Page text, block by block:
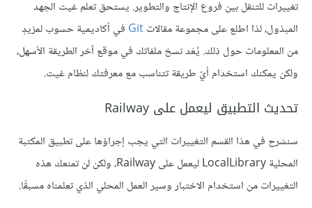
تغييرات للتنقل بين فروع الإنتاج والتطوير. يستحق تعلم غيت الجهد
المبذول، لذا اطلع على مجموعة مقالاتGit في أكاديمية حسوب لمزيدٍ
من المعلومات حول ذلك. يُعَد نسخ ملفاتك في موقع آخر الطريقة الأسهل،
ولكن يمكنك استخدام أيّ طريقة تتناسب مع معرفتك لنظام غيت.
تحديث التطبيق ليعمل على Railway
سنشرح في هذا القسم التغييرات التي يجب إجراؤها على تطبيق المكتبة
المحلية LocalLibrary ليعمل على Railway، ولكن لن تمنعك هذه
التغييرات من استخدام الاختبار وسير العمل المحلي الذي تعلمناه مسبقًا.